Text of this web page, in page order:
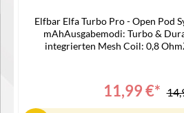
Elfbar Elfa Turbo Pro - Open Pod
mAhAusgabemodi: Turbo &
integrierten Mesh Coil: 0,8
Pro Akku1x Elfa Turbo Pod mit
Ohm | MTL/RDL1x
11,99 €*